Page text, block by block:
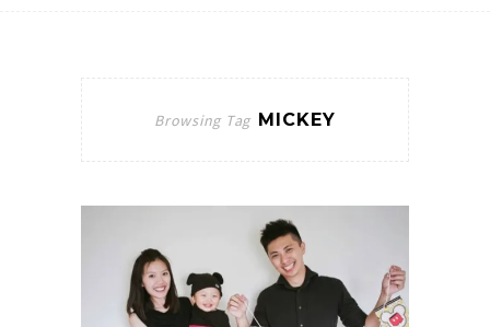
Browsing Tag MICKEY